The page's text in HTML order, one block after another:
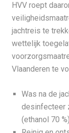
HVV roept
jachtreis te
wettelijk
Vlaanderen te
Was na de
desinfecteer
(ethanol 70 %)